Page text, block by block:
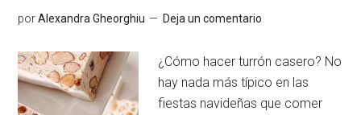
estas
porAlexandra Gheorghiu Deja un comentario
¿Cómo hacer turrón casero? No
hay nada más típico en las
fiestas navideñas que comer